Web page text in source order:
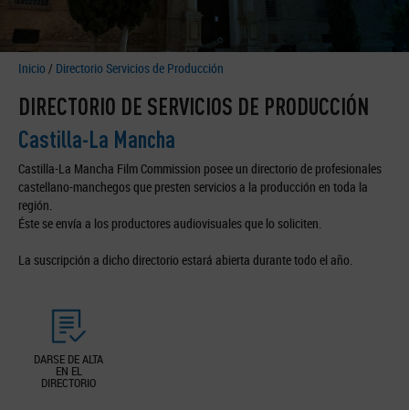
Inicio / Directorio Servicios de Producción
DIRECTORIO DE SERVICIOS DE PRODUCCIÓN
Castilla-La Mancha
Castilla-La Mancha Film Commission posee un directorio de profesionales
castellano-manchegos que presten servicios a la producción en toda la
región.
Éste se envía a los productores audiovisuales que lo soliciten.
La suscripción a dicho directorio estará abierta durante todo el año.
DARSE DE ALTA
EN EL
DIRECTORIO